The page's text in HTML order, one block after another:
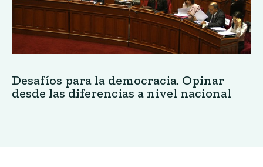
Desafíos para la democracia. Opinar
desde las diferencias a nivel nacional